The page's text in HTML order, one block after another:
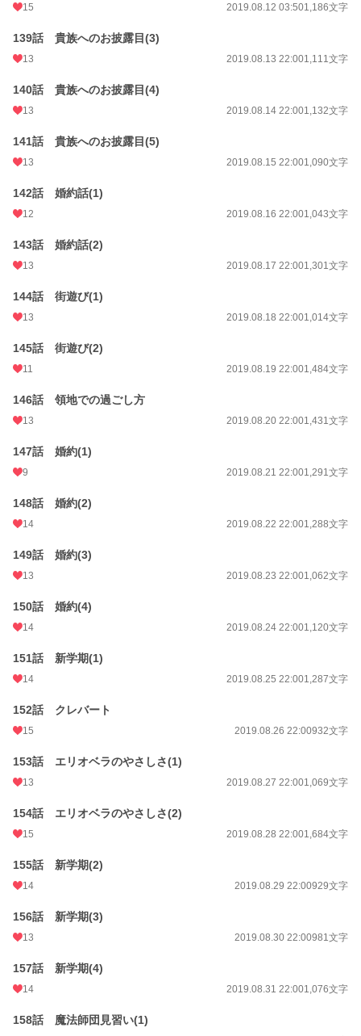
15 2019.08.12 03:501,186文字
139話 貴族へのお披露目(3)
13 2019.08.13 22:001,111文字
140話 貴族へのお披露目(4)
13 2019.08.14 22:001,132文字
141話 貴族へのお披露目(5)
13 2019.08.15 22:001,090文字
142話 婚約話(1)
12 2019.08.16 22:001,043文字
143話 婚約話(2)
13 2019.08.17 22:001,301文字
144話 街遊び(1)
13 2019.08.18 22:001,014文字
145話 街遊び(2)
11 2019.08.19 22:001,484文字
146話 領地での過ごし方
13 2019.08.20 22:001,431文字
147話 婚約(1)
9 2019.08.21 22:001,291文字
148話 婚約(2)
14 2019.08.22 22:001,288文字
149話 婚約(3)
13 2019.08.23 22:001,062文字
150話 婚約(4)
14 2019.08.24 22:001,120文字
151話 新学期(1)
14 2019.08.25 22:001,287文字
152話 クレバート
15 2019.08.26 22:00932文字
153話 エリオベラのやさしさ(1)
13 2019.08.27 22:001,069文字
154話 エリオベラのやさしさ(2)
15 2019.08.28 22:001,684文字
155話 新学期(2)
14 2019.08.29 22:00929文字
156話 新学期(3)
13 2019.08.30 22:00981文字
157話 新学期(4)
14 2019.08.31 22:001,076文字
158話 魔法師団見習い(1)